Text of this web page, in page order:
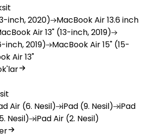
inch, 2020) MacBookAir 13.6 inch
Air 13" (13-inch, 2019)
inch, 2019) MacBookAir 15" (15-
Air 13"
Air (6. Nesil) iPad (9. Nesil) iPad
Nesil) iPadAir (2. Nesil)